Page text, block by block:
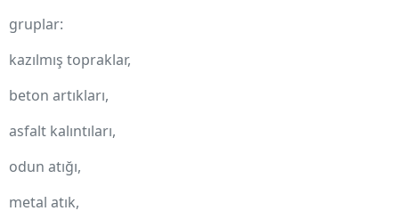
gruplar:
kazılmış topraklar,
beton artıkları,
asfalt kalıntıları,
odun atığı,
metal atık,